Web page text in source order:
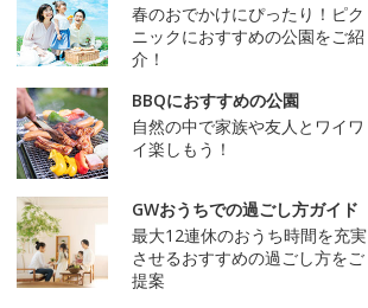
春のおでかけにぴったり！ピク
ニックにおすすめの公園をご紹
介！
BBQにおすすめの公園
自然の中で家族や友人とワイワ
イ楽しもう！
GWおうちでの過ごし方ガイド
最大12連休のおうち時間を充実
させるおすすめの過ごし方をご
提案